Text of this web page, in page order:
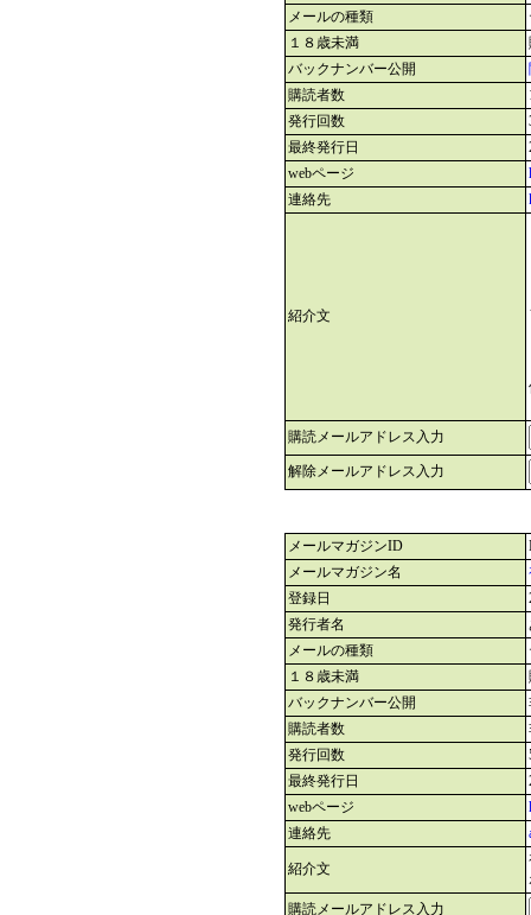
メールの種類
１８歳未満
バックナンバー公開
購読者数
発行回数
最終発行日
webページ
連絡先
紹介文
購読メールアドレス入力
解除メールアドレス入力
メールマガジンID
メールマガジン名
登録日
発行者名
メールの種類
１８歳未満
バックナンバー公開
購読者数
発行回数
最終発行日
webページ
連絡先
紹介文
購読メールアドレス入力